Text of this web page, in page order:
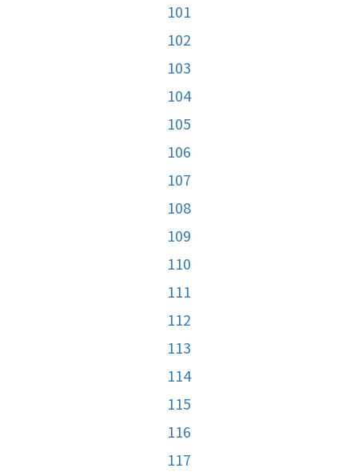
101
102
103
104
105
106
107
108
109
110
111
112
113
114
115
116
117